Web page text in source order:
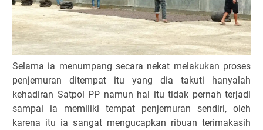
Selama ia menumpang secara nekat melakukan proses
penjemuran ditempat itu yang dia takuti hanyalah
kehadiran Satpol PP namun hal itu tidak pernah terjadi
sampai ia memiliki tempat penjemuran sendiri, oleh
karena itu ia sangat mengucapkan ribuan terimakasih